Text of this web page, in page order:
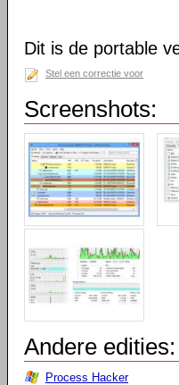
Dit is de portable
Stel een correctie voor
Screenshots:
Andere edities:
Process Hacker